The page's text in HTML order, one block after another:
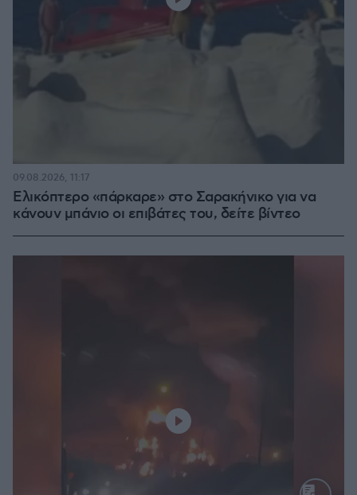
Ελικόπτερο «πάρκαρε» στο Σαρακήνικο για να
κάνουν μπάνιο οι επιβάτες του, δείτε βίντεο
09.08.2026, 11:17